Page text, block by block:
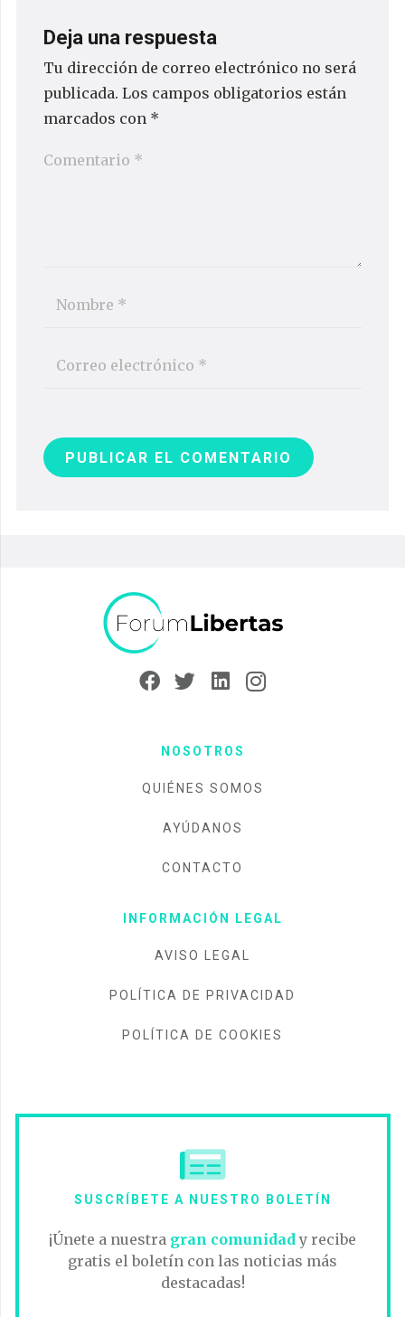
Deja una respuesta
Tu dirección de correo electrónico no será
publicada. Los campos obligatorios están
marcados con *
PUBLICAR EL COMENTARIO
NOSOTROS
QUIÉNES SOMOS
AYÚDANOS
CONTACTO
INFORMACIÓN LEGAL
AVISO LEGAL
POLÍTICA DE PRIVACIDAD
POLÍTICA DE COOKIES
SUSCRÍBETE A NUESTRO BOLETÍN
¡Únete a nuestra gran comunidad y recibe
gratis el boletín con las noticias más
destacadas!